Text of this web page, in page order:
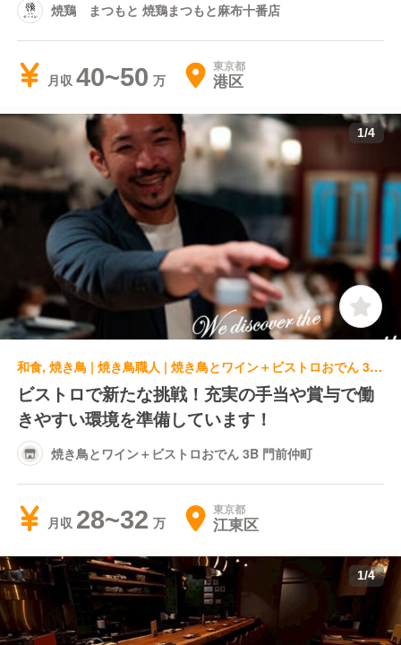
焼鶏 まつもと 焼鶏まつもと麻布十番店
月収 40~50 東京都
港区
1/4
和食, 焼き鳥 | 焼き鳥職人 | 焼き鳥とワイン＋ビストロおでん 3B 門前仲町
ビストロで新たな挑戦！充実の手当や賞与で働
きやすい環境を準備しています！
焼き鳥とワイン＋ビストロおでん 3B 門前仲町
月収 28~32 東京都
江東区
1/4